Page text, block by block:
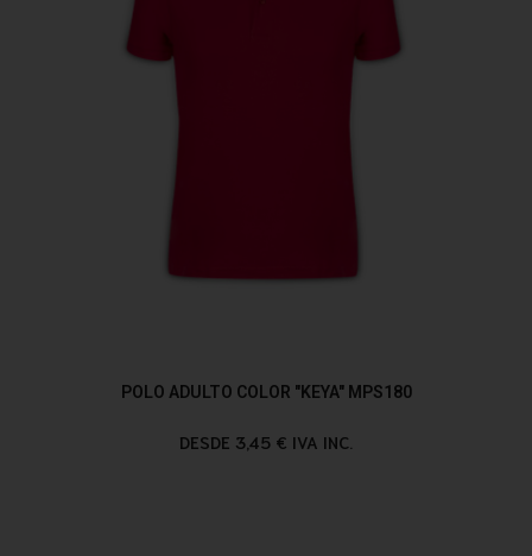
POLO ADULTO COLOR "KEYA" MPS180
DESDE 3,45 € IVA INC.